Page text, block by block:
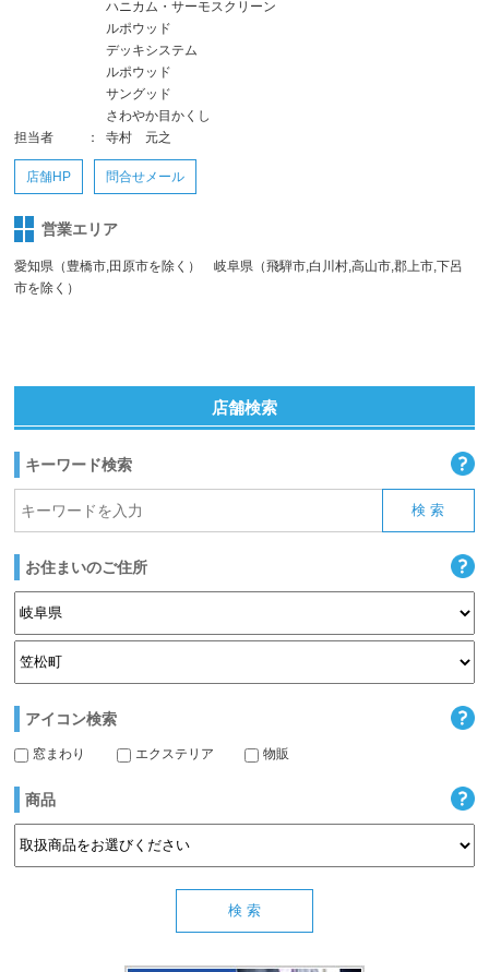
ハニカム・サーモスクリーン
ルポウッド
デッキシステム
ルポウッド
サングッド
さわやか目かくし
担当者
： 寺村 元之
店舗HP 問合せメール
営業エリア
愛知県（豊橋市,田原市を除く） 岐阜県（飛騨市,白川村,高山市,郡上市,下呂
市を除く）
店舗検索
キーワード検索
お住まいのご住所
アイコン検索
窓まわり エクステリア 物販
商品